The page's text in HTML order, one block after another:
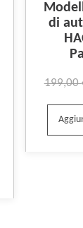
di
199,00